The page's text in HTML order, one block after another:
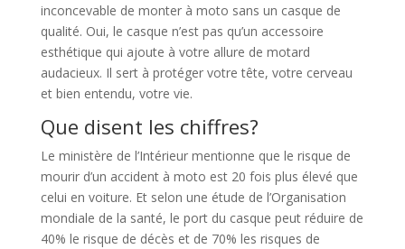
inconcevable de monter à moto sans un casque de
qualité. Oui, le casque n’est pas qu’un accessoire
esthétique qui ajoute à votre allure de motard
audacieux. Il sert à protéger votre tête, votre cerveau
et bien entendu, votre vie.
Que disent les chiffres?
Le ministère de l’Intérieur mentionne que le risque de
mourir d’un accident à moto est 20 fois plus élevé que
celui en voiture. Et selon une étude de l’Organisation
mondiale de la santé, le port du casque peut réduire de
40% le risque de décès et de 70% les risques de